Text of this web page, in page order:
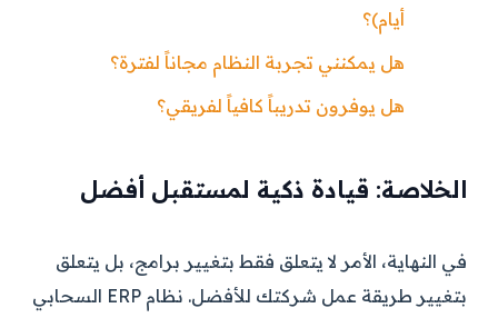
أيام)؟
هل يمكنني تجربة النظام مجاناً لفترة؟
هل يوفرون تدريباً كافياً لفريقي؟
الخلاصة: قيادة ذكية لمستقبل أفضل
في النهاية، الأمر لا يتعلق فقط بتغيير برامج، بل يتعلق
بتغيير طريقة عمل شركتك للأفضل. نظام ERP السحابي